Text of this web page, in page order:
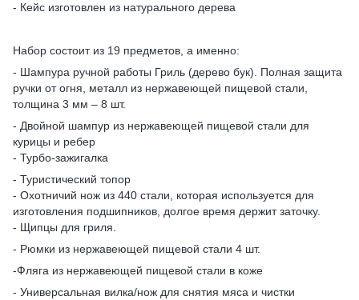
- Кейс изготовлен из натурального дерева
Набор состоит из 19 предметов, а именно:
- Шампура ручной работы Гриль (дерево бук). Полная защита
ручки от огня, металл из нержавеющей пищевой стали,
толщина 3 мм – 8 шт.
- Двойной шампур из нержавеющей пищевой стали для
курицы и ребер
- Турбо-зажигалка
- Туристический топор
- Охотничий нож из 440 стали, которая используется для
изготовления подшипников, долгое время держит заточку.
- Щипцы для гриля.
- Рюмки из нержавеющей пищевой стали 4 шт.
-Фляга из нержавеющей пищевой стали в коже
- Универсальная вилка/нож для снятия мяса и чистки